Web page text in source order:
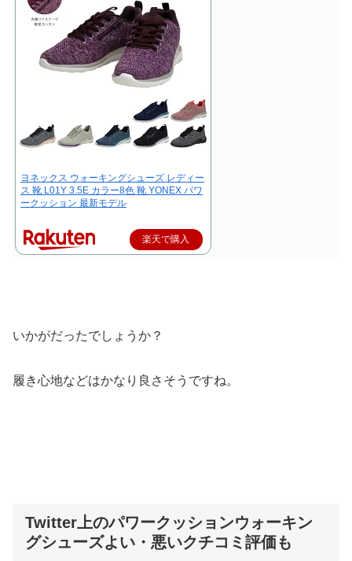
ヨネックス ウォーキングシューズ レディー
ス 靴 L01Y 3.5E カラー8色 靴 YONEX パワ
ークッション 最新モデル
楽天で購入
いかがだったでしょうか？
履き心地などはかなり良さそうですね。
Twitter上のパワークッションウォーキン
グシューズよい・悪いクチコミ評価も